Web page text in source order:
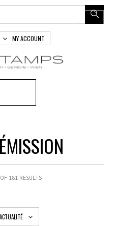
MY ACCOUNT
181 RESULTS